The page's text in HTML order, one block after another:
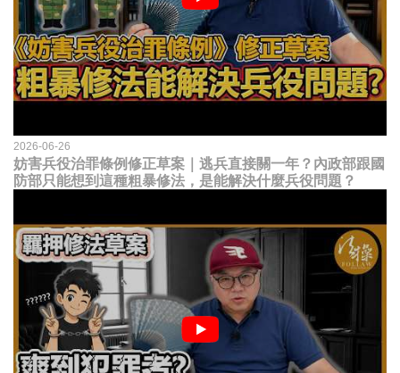
2026-06-26
妨害兵役治罪條例修正草案｜逃兵直接關一年？內政部跟國
防部只能想到這種粗暴修法，是能解決什麼兵役問題？